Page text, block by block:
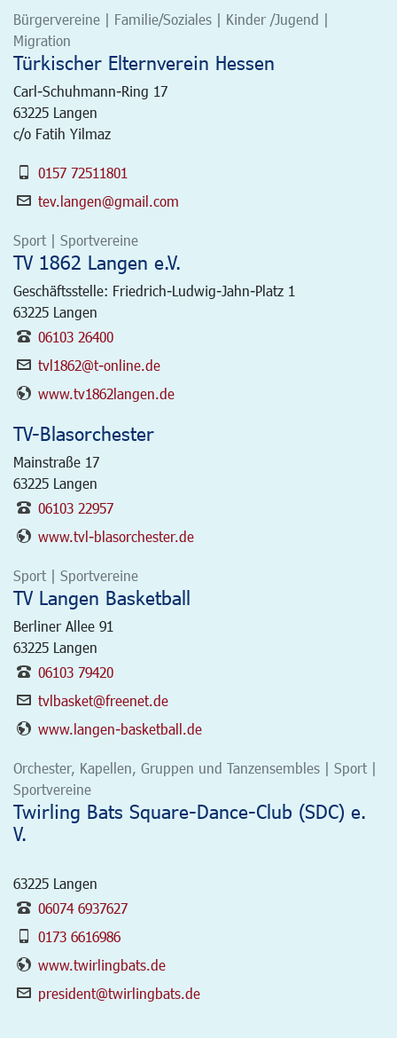
Bürgervereine | Familie/Soziales | Kinder /Jugend |
Migration
Türkischer Elternverein Hessen
Carl-Schuhmann-Ring 17
63225 Langen
c/o Fatih Yilmaz
0157 72511801
tev.langen@gmail.com
Sport | Sportvereine
TV 1862 Langen e.V.
Geschäftsstelle: Friedrich-Ludwig-Jahn-Platz 1
63225 Langen
06103 26400
tvl1862@t-online.de
www.tv1862langen.de
TV-Blasorchester
Mainstraße 17
63225 Langen
06103 22957
www.tvl-blasorchester.de
Sport | Sportvereine
TV Langen Basketball
Berliner Allee 91
63225 Langen
06103 79420
tvlbasket@freenet.de
www.langen-basketball.de
Orchester, Kapellen, Gruppen und Tanzensembles | Sport |
Sportvereine
Twirling Bats Square-Dance-Club (SDC) e.
V.
63225 Langen
06074 6937627
0173 6616986
www.twirlingbats.de
president@twirlingbats.de